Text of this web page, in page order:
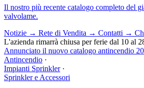
Il nostro più recente catalogo completo del
valvolame.
Notizie → Rete di Vendita → Contatti →
L'azienda rimarrà chiusa per ferie dal 10 al
Annunciato il nuovo catalogo antincendio
Antincendio ·
Impianti Sprinkler ·
Sprinkler e Accessori